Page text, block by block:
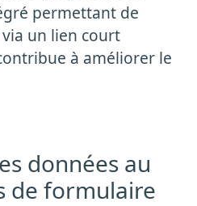
permettant de
un lien court
à améliorer le
données au
de formulaire